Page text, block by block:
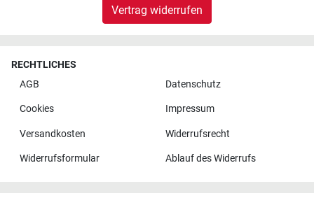
Vertrag widerrufen
RECHTLICHES
AGB
Datenschutz
Cookies Impressum
Versandkosten Widerrufsrecht
Widerrufsformular Ablauf des Widerrufs